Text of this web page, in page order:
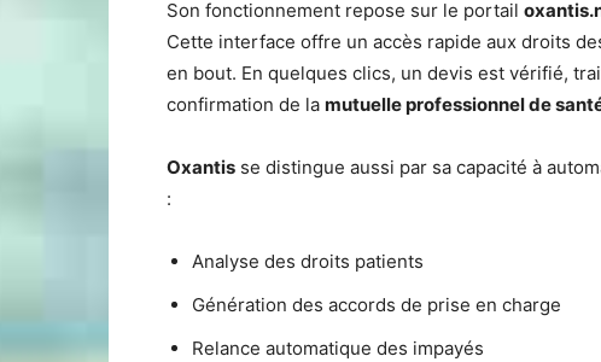
Son fonctionnement repose sur le portail
Cette interface offre un accès rapide aux droits
en bout. En quelques clics, un devis est vérifié,
confirmation de la mutuelle professionnel de
Oxantis se distingue aussi par sa capacité à
:
Analyse des droits patients
Génération des accords de prise en charge
Relance automatique des impayés